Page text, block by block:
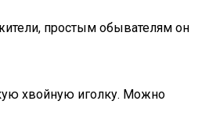
простым обывателям он
хвойную иголку. Можно